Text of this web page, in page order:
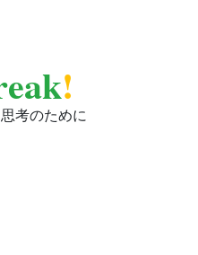
!
考のために